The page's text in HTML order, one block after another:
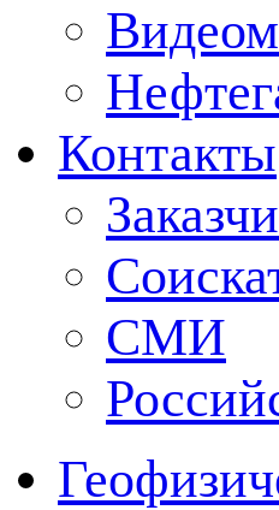
Контакты
СМИ